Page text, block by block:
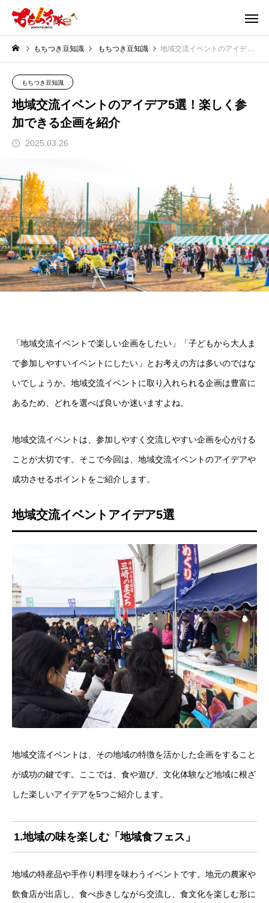
もちつき豆知識 もちつき豆知識 地域交流イベントのアイデア5選！楽しく参加できる企画を紹介
もちつき豆知識
地域交流イベントのアイデア5選！楽しく参
加できる企画を紹介
2025.03.26
「地域交流イベントで楽しい企画をしたい」「子どもから大人ま
で参加しやすいイベントにしたい」とお考えの方は多いのではな
いでしょうか。地域交流イベントに取り入れられる企画は豊富に
あるため、どれを選べば良いか迷いますよね。
地域交流イベントは、参加しやすく交流しやすい企画を心がける
ことが大切です。そこで今回は、地域交流イベントのアイデアや
成功させるポイントをご紹介します。
地域交流イベントアイデア5選
地域交流イベントは、その地域の特徴を活かした企画をすること
が成功の鍵です。ここでは、食や遊び、文化体験など地域に根ざ
した楽しいアイデアを5つご紹介します。
1.地域の味を楽しむ「地域食フェス」
地域の特産品や手作り料理を味わうイベントです。地元の農家や
飲食店が出店し、食べ歩きしながら交流し、食文化を楽しむ形に